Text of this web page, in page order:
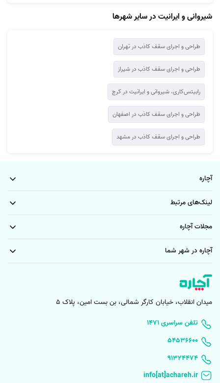
شیروانی و ایرانیت در سایر شهرها
طراحی و اجرای سقف کاذب در تهران
طراحی و اجرای سقف کاذب در شیراز
رابیتس‌کاری، شیروانی و ایرانیت در کرج
طراحی و اجرای سقف کاذب در اصفهان
طراحی و اجرای سقف کاذب در مشهد
آچاره
لینک‌های مرتبط
مجلات آچاره
آچاره در شهر شما
میدان انقلاب، خیابان کارگر شمالی، بن بست امین، پلاک 5
۱۴۷۱ تلفن سراسری
۵۴۵۳۶۶۰۰
91324474